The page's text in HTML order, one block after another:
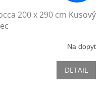
200 x 290 cm Kusový
Na dopyt
DETAIL